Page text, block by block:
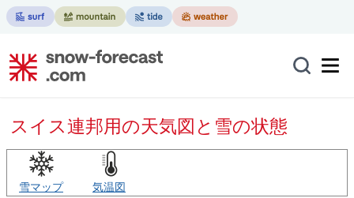
スイス連邦用の天気図と雪の状態
雪マップ 気温図